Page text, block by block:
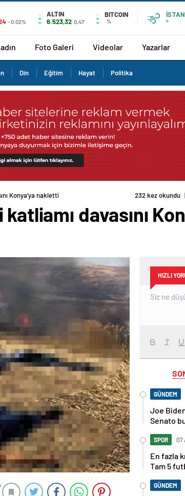
-0.02%
ALTIN
6.523,32 0,47
BITCOIN
%
°
Foto Galeri Videolar Yazarlar
Din Eğitim Hayat Politika
Konya’ya nakletti
davasını
HIZLI
GÜNDEM
Joe
Senato
SPOR 07
En fazla
Tam 5
GÜNDEM